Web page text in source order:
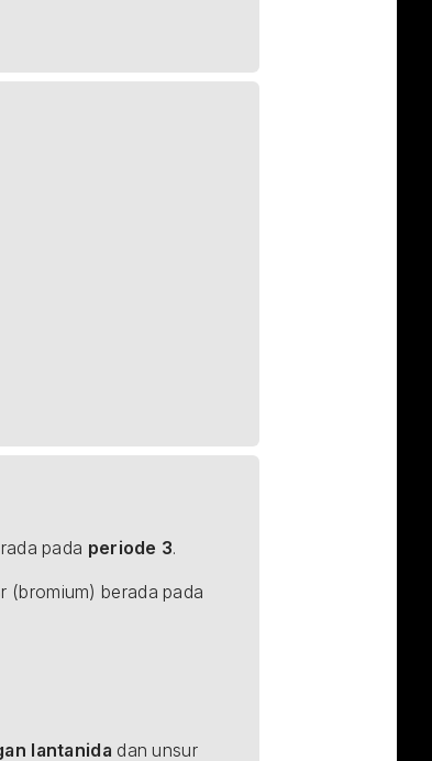
pada periode 3.
(bromium) berada pada
lantanida dan unsur